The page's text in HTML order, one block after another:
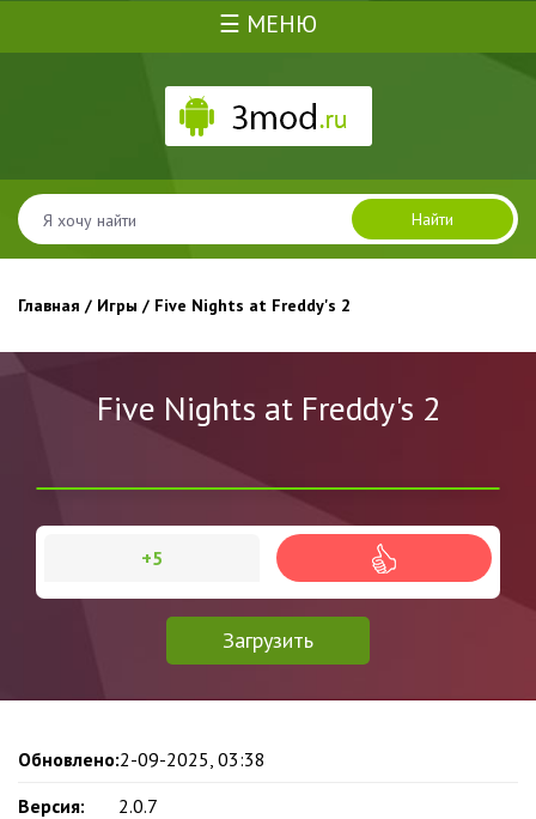
☰ МЕНЮ
Найти
Главная / Игры / Five Nights at Freddy's 2
Five Nights at Freddy's 2
Загрузить
+5
Обновлено:2-09-2025, 03:38
Версия:
2.0.7